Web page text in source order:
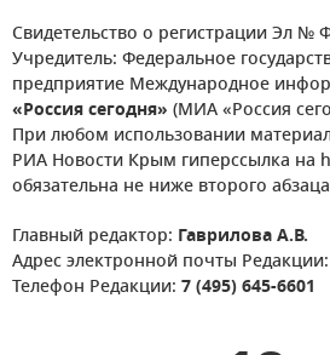
Свидетельство о регистрации Эл №
Учредитель: Федеральное
предприятие Международное
«Россия сегодня» (МИА «Россия
При любом использовании
РИА Новости Крым гиперссылка на
обязательна не ниже второго
Главный редактор: Гаврилова А.В.
Адрес электронной почты Редакции:
Телефон Редакции: 7 (495) 645-6601